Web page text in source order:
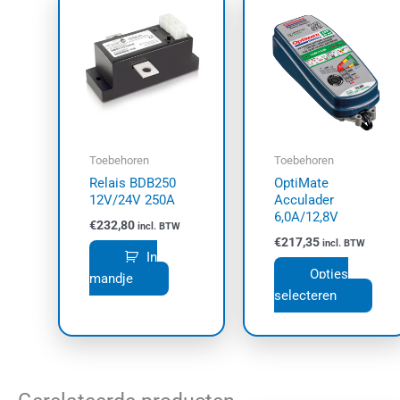
Toebehoren
Relais BDB250
12V/24V 250A
€232,80 incl. BTW
In
mandje
Toebehoren
OptiMate
Acculader
6,0A/12,8V
€217,35 incl. BTW
Opties
selecteren
Deze
optie